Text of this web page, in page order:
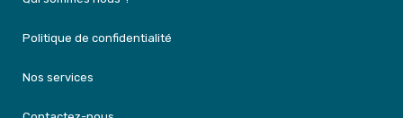
Politique de confidentialité
Nos services